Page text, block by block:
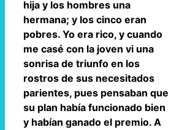
hija y los hombres una
hermana; y los cinco eran
pobres. Yo era rico, y cuando
me casé con la joven vi una
sonrisa de triunfo en los
rostros de sus necesitados
parientes, pues pensaban que
su plan había funcionado bien
y habían ganado el premio. A